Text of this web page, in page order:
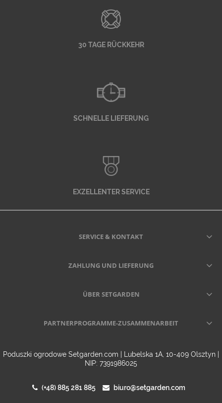
30 TAGE RÜCKKEHR
SCHNELLE LIEFERUNG
EXZELLENTER SERVICE
SERVICE & KONTAKT
ZAHLUNG UND LIEFERUNG
ÜBER SETGARDEN
PARTNERPROGRAMME-ZUSAMMENARBEIT
Poduszki ogrodowe Setgarden.com | Lubelska 1A, 10-409 Olsztyn |
NIP: 7391986025
(+48) 885 281 885 biuro@setgarden.com